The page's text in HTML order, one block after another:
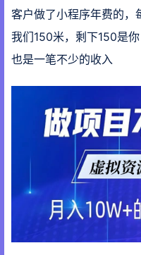
客户做了小程序年费的
我们150米，剩下150是
也是一笔不少的收入